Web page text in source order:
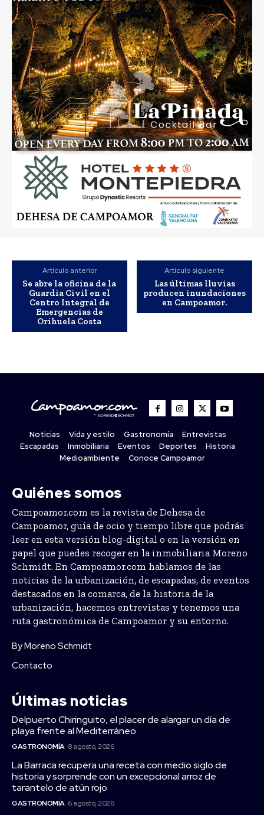
Artículo anterior
Se abre la oficina de la
Guardia Civil en el
Centro Integral de
Emergencias de
Orihuela Costa
Artículo siguiente
Las últimas lluvias
producen inundaciones
en Campoamor.
Noticias Vida y estilo Gastronomía
Entrevistas
Escapadas
Inmobiliaria Eventos Deportes
Historia
Medioambiente
Conoce Campoamor
Quiénes somos
Campoamor.com es la revista de Dehesa de
Campoamor, guía de ocio y tiempo libre que podrás
leer en esta versión blog-digital o en la versión en
papel que puedes recoger en la inmobiliaria Moreno
Schmidt. En Campoamor.com hablamos de las
noticias de la urbanización, de escapadas, de eventos
destacados en la comarca, de la historia de la
urbanización, hacemos entrevistas y tenemos una
ruta gastronómica de Campoamor y su entorno.
By Moreno Schmidt
Contacto
Últimas noticias
Delpuerto Chiringuito, el placer de alargar un día de
playa frente al Mediterráneo
GASTRONOMÍA 8 agosto, 2026
La Barraca recupera una receta con medio siglo de
historia y sorprende con un excepcional arroz de
tarantelo de atún rojo
GASTRONOMÍA 6 agosto, 2026